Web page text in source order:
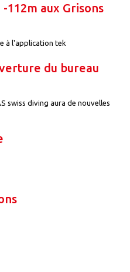
112m aux Grisons
à l'application tek
du bureau
swiss diving aura de nouvelles